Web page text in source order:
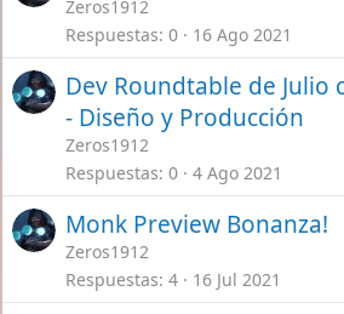
Zeros1912
Respuestas 0 16 Ago 2021
Dev Roundtable de Julio
- Diseño y Producción
Zeros1912
Respuestas 0 4 Ago 2021
Monk Preview Bonanza!
Zeros1912
Respuestas 4 16 Jul 2021